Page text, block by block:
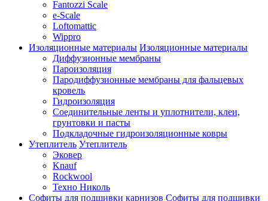
Fantozzi Scale
e-Scale
Loftomattic
Wippro
Изоляционные материалы Изоляционные материалы
Диффузионные мембраны
Пароизоляция
Пародиффузионные мембраны для фальцевых
кровель
Гидроизоляция
Соединительные ленты и уплотнители, клеи,
грунтовки и пасты
Подкладочные гидроизоляционные ковры
Утеплитель Утеплитель
Эковер
Knauf
Rockwool
Техно Николь
Софиты для подшивки карнизов Софиты для подшивки